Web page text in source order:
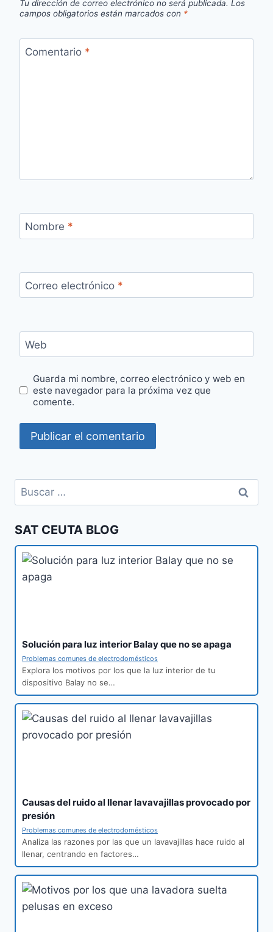
Tu dirección de correo electrónico no será publicada. Los
campos obligatorios están marcados con *
Comentario *
Nombre *
Correo electrónico *
Web
Guarda mi nombre, correo electrónico y web en
este navegador para la próxima vez que
comente.
Buscar:
SAT CEUTA BLOG
Solución para luz interior Balay que no se apaga
Problemas comunes de electrodomésticos
Explora los motivos por los que la luz interior de tu
dispositivo Balay no se…
Causas del ruido al llenar lavavajillas provocado por
presión
Problemas comunes de electrodomésticos
Analiza las razones por las que un lavavajillas hace ruido al
llenar, centrando en factores…